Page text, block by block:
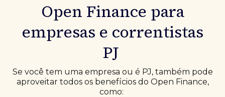
Open Finance para
empresas e correntistas
PJ
Se você tem uma empresa ou é PJ, também pode
aproveitar todos os benefícios do Open Finance,
como: